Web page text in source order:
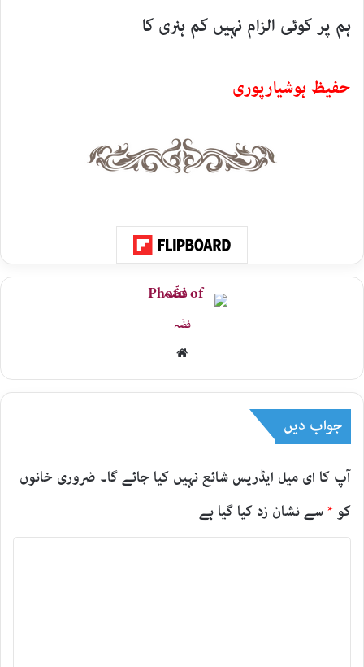
ہم پر کوئی الزام نہیں کم ہنری کا
حفیظ ہوشیارپوری
فضّہ
جواب دیں
آپ کا ای میل ایڈریس شائع نہیں کیا جائے گا۔ ضروری خانوں
کو *سے نشان زد کیا گیا ہے